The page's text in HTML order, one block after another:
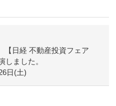
日経 不動産投資フェア
ました。
日(土)